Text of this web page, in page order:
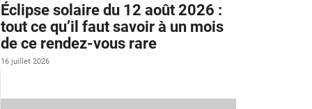
Éclipse solaire du 12 août 2026 :
tout ce qu’il faut savoir à un mois
de ce rendez-vous rare
16 juillet 2026